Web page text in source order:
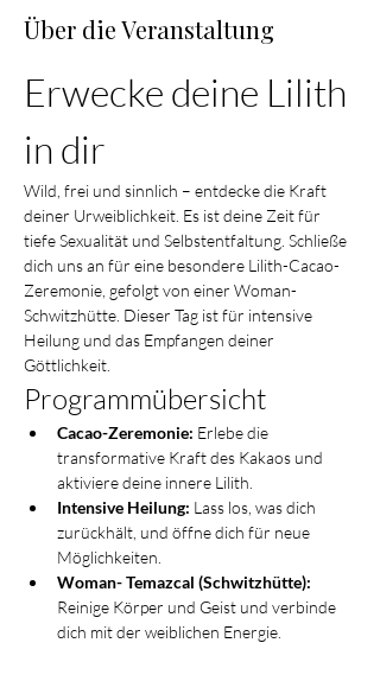
Über die Veranstaltung
Erwecke deine Lilith
in dir
Wild, frei und sinnlich – entdecke die Kraft
deiner Urweiblichkeit. Es ist deine Zeit für
tiefe Sexualität und Selbstentfaltung. Schließe
dich uns an für eine besondere Lilith-Cacao-
Zeremonie, gefolgt von einer Woman-
Schwitzhütte. Dieser Tag ist für intensive
Heilung und das Empfangen deiner
Göttlichkeit.
Programmübersicht
Cacao-Zeremonie: Erlebe die
transformative Kraft des Kakaos und
aktiviere deine innere Lilith.
Intensive Heilung: Lass los, was dich
zurückhält, und öffne dich für neue
Möglichkeiten.
Woman- Temazcal (Schwitzhütte):
Reinige Körper und Geist und verbinde
dich mit der weiblichen Energie.